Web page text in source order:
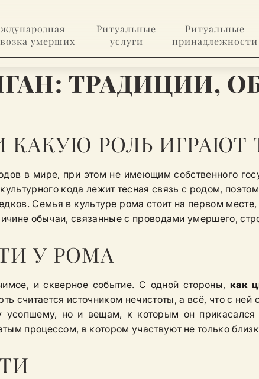
умерших
Ритуальные
услуги
Ритуальные
принадлежности
ТРАДИЦИИ,
КАКУЮ РОЛЬ ИГРАЮТ
в мире, при этом не имеющим собственного
кода лежит тесная связь с родом,
Семья в культуре рома стоит на первом
обычаи, связанные с проводами умершего,
У РОМА
и скверное событие. С одной стороны, как
считается источником нечистоты, а всё, что с
усопшему, но и вещам, к которым он прикасался
процессом, в котором участвуют не только